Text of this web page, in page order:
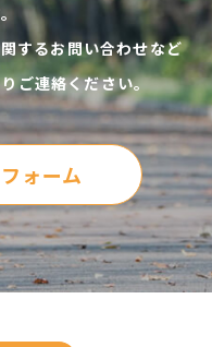
するお問い合わせなど
ご連絡ください。
ォーム